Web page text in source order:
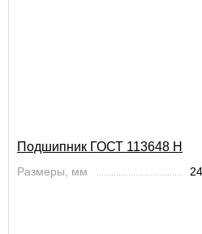
Подшипник ГОСТ 113648 Н
Размеры, мм